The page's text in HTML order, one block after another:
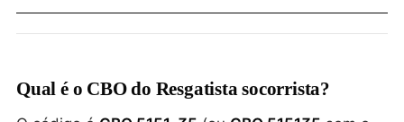
Qual é o CBO do Resgatista socorrista?